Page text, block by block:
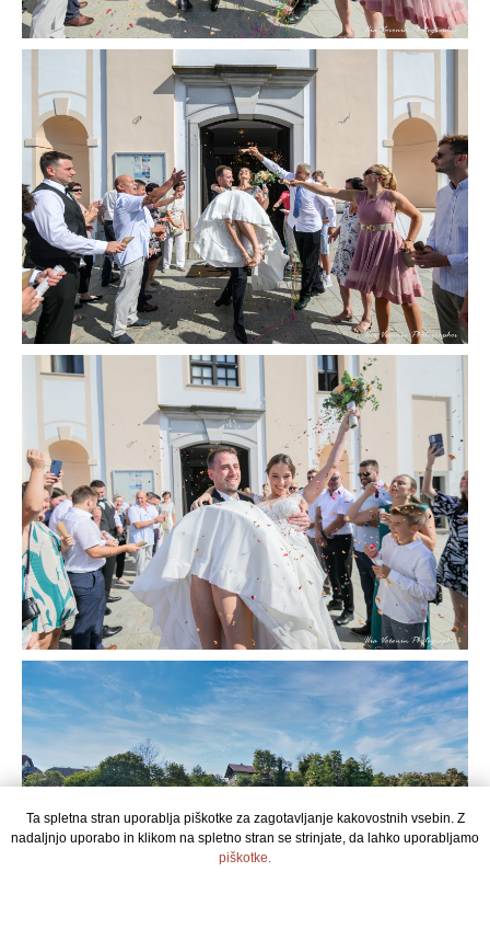
Ta spletna stran uporablja piškotke za zagotavljanje kakovostnih vsebin. Z
nadaljnjo uporabo in klikom na spletno stran se strinjate, da lahko uporabljamo
piškotke.